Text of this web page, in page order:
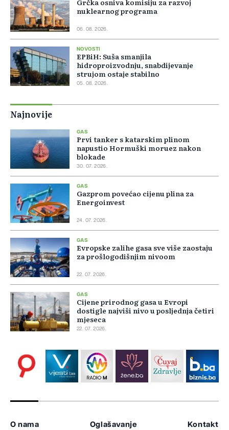
Grčka osniva komisiju za razvoj
nuklearnog programa
06. 08. 2026.
NOVOSTI
EPBiH: Suša smanjila
hidroproizvodnju, snabdijevanje
strujom ostaje stabilno
05. 08. 2026.
Najnovije
GAS
Prvi tanker s katarskim plinom
napustio Hormuški moruez nakon
blokade
30. 07. 2026.
GAS
Gazprom povećao cijenu plina za
Energoinvest
24. 07. 2026.
GAS
Evropske zalihe gasa sve više zaostaju
za prošlogodišnjim nivoom
22. 07. 2026.
GAS
Cijene prirodnog gasa u Evropi
dostigle najviši nivo u posljednja četiri
mjeseca
22. 07. 2026.
O nama Oglašavanje Kontakt